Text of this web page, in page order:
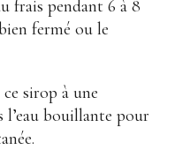
frais pendant 6 à 8
fermé ou le
sirop à une
bouillante pour